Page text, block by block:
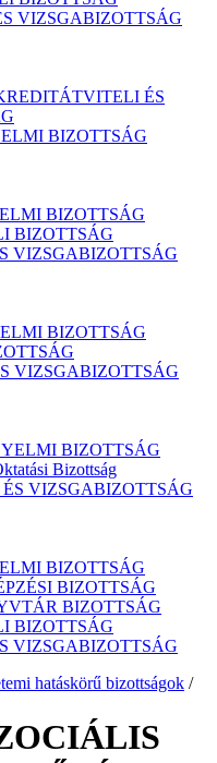
VIZSGABIZOTTSÁG
ÉS
BIZOTTSÁG
BIZOTTSÁG
BIZOTTSÁG
VIZSGABIZOTTSÁG
BIZOTTSÁG
VIZSGABIZOTTSÁG
BIZOTTSÁG
Bizottság
VIZSGABIZOTTSÁG
BIZOTTSÁG
BIZOTTSÁG
BIZOTTSÁG
BIZOTTSÁG
VIZSGABIZOTTSÁG
hatáskörű bizottságok /